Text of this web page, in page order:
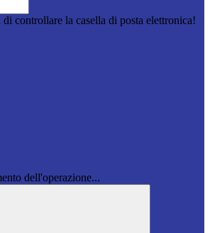
controllare la casella di posta elettronica!
dell'operazione...